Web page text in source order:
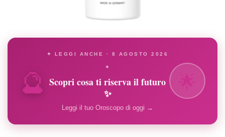
🔮
✦ LEGGI ANCHE · 8 AGOSTO 2026
✦
Scopri cosa ti riserva il futuro
✨
Leggi il tuo Oroscopo di oggi →